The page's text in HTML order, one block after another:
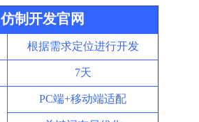
仿制开发官网
根据需求定位进行开发
7天
PC端+移动端适配